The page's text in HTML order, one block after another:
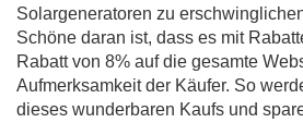
Solargeneratoren zu
Schöne daran ist, dass es mit
Rabatt von 8% auf die gesamte
Aufmerksamkeit der Käufer. So
dieses wunderbaren Kaufs und